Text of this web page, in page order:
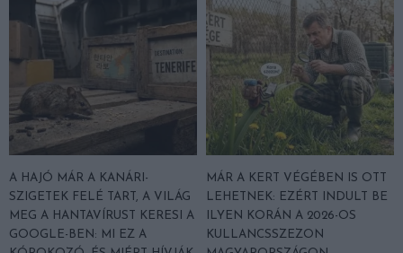
A HAJÓ MÁR A KANÁRI-
SZIGETEK FELÉ TART, A VILÁG
MEG A HANTAVÍRUST KERESI A
GOOGLE-BEN: MI EZ A
MÁR A KERT VÉGÉBEN IS OTT
LEHETNEK: EZÉRT INDULT BE
ILYEN KORÁN A 2026-OS
KULLANCSSZEZON